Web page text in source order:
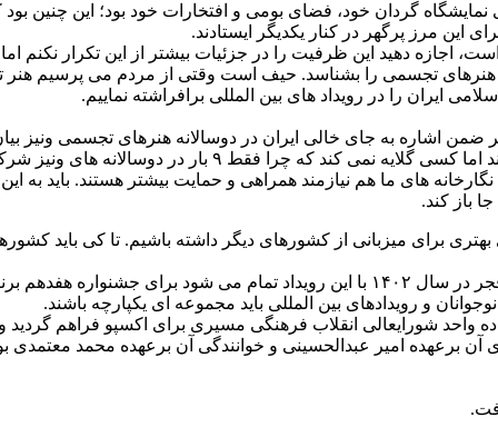
گردان خود، فضای بومی و افتخارات خود بود؛ این چنین
این مرز پرگهر در کنار یکدیگر ایستادند.
دهید این ظرفیت را در جزئیات بیشتر از این تکرار نکنم اما
هنرهای تجسمی را بشناسد. حیف است وقتی از مردم می پرسیم
ایران را در رویداد های بین المللی برافراشته نماییم.
به جای خالی ایران در دوسالانه هنرهای تجسمی ونیز بیان
عادت دارند اگر در یک رویداد المپیک پرچم ایران را نبینند،
نگارخانه های ما هم نیازمند همراهی و حمایت بیشتر هستند. باید
باز کند.
برای میزبانی از کشورهای دیگر داشته باشیم. تا کی باید
خراسانی زاده همینطور اظهار داشت: از روز شنبه که جشنواره های فجر در سال ۱۴۰۲ با
و رویدادهای بین المللی باید مجموعه ای یکپارچه باشند.
واحد شورایعالی انقلاب فرهنگی مسیری برای اکسپو فراهم گردید
برعهده امیر عبدالحسینی و خوانندگی آن برعهده محمد معتمدی